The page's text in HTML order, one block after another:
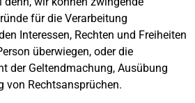
für die Verarbeitung
Interessen, Rechten und Freiheiten
überwiegen, oder die
der Geltendmachung, Ausübung
von Rechtsansprüchen.